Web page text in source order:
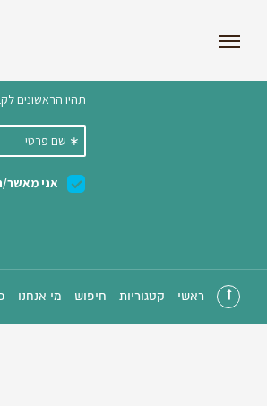
הצטרפו
ראשי קטגוריות חיפוש מי אנחנו